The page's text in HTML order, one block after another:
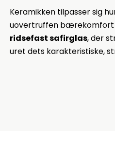
Keramikken tilpasser sig
uovertruffen bærekomfort
ridsefast safirglas, der
uret dets karakteristiske,